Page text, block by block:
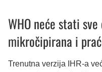
WHO neće stati
mikročipirana i
Trenutna verzija IHR-a